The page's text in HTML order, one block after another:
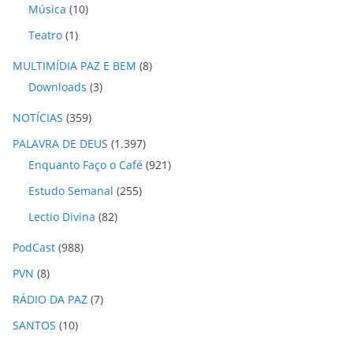
Música (10)
Teatro (1)
MULTIMÍDIA PAZ E BEM (8)
Downloads (3)
NOTÍCIAS (359)
PALAVRA DE DEUS (1.397)
Enquanto Faço o Café (921)
Estudo Semanal (255)
Lectio Divina (82)
PodCast (988)
PVN (8)
RÁDIO DA PAZ (7)
SANTOS (10)